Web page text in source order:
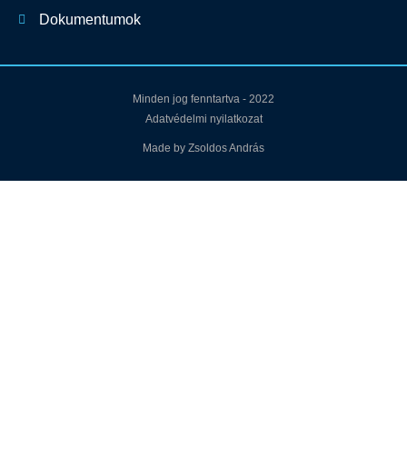
Dokumentumok
Minden jog fenntartva - 2022
Adatvédelmi nyilatkozat
Made by Zsoldos András